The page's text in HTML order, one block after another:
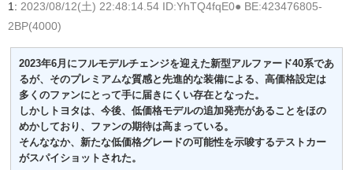
1: 2023/08/12(土) 22:48:14.54 ID:YhTQ4fqE0● BE:423476805-
2BP(4000)
2023年6月にフルモデルチェンジを迎えた新型アルファード40系であ
るが、そのプレミアムな質感と先進的な装備による、高価格設定は
多くのファンにとって手に届きにくい存在となった。
しかしトヨタは、今後、低価格モデルの追加発売があることをほの
めかしており、ファンの期待は高まっている。
そんななか、新たな低価格グレードの可能性を示唆するテストカー
がスパイショットされた。